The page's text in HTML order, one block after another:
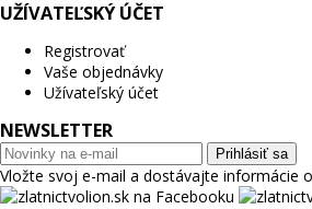
UŽÍVATEĽSKÝ ÚČET
Registrovať
Vaše objednávky
Užívateľský účet
NEWSLETTER
Prihlásiť sa
Vložte svoj e-mail a dostávajte informácie